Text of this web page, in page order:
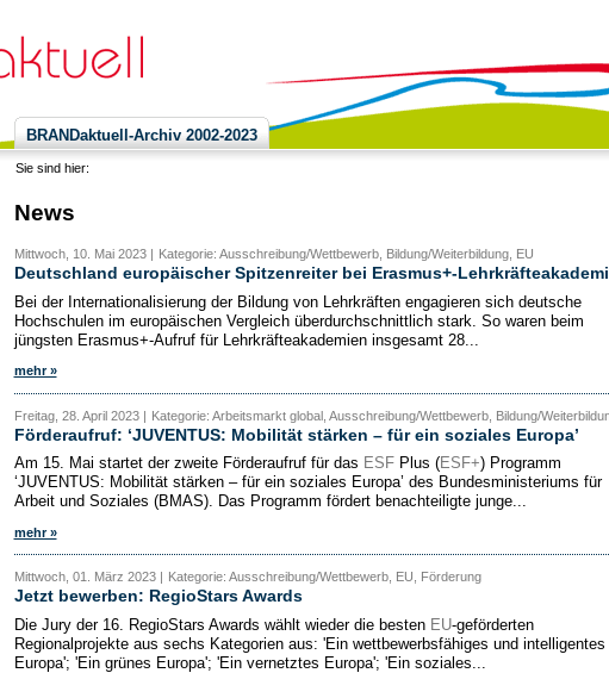
BRANDaktuell-Archiv 2002-2023
Sie sind hier:
News
Mittwoch, 10. Mai 2023 | Kategorie: Ausschreibung/Wettbewerb, Bildung/Weiterbildung, EU
Deutschland europäischer Spitzenreiter bei Erasmus+-
Bei der Internationalisierung der Bildung von Lehrkräften engagieren sich deutsche
Hochschulen im europäischen Vergleich überdurchschnittlich stark. So waren beim
jüngsten Erasmus+-Aufruf für Lehrkräfteakademien insgesamt 28...
mehr »
Freitag, 28. April 2023 | Kategorie: Arbeitsmarkt global, Ausschreibung/Wettbewerb, Bildung/
Förderaufruf: ‘JUVENTUS: Mobilität stärken – für ein soziales Europa’
Am 15. Mai startet der zweite Förderaufruf für das ESFPlus (ESF+) Programm
‘JUVENTUS: Mobilität stärken – für ein soziales Europa’ des Bundesministeriums für
Arbeit und Soziales (BMAS). Das Programm fördert benachteiligte junge...
mehr »
Mittwoch, 01. März 2023 | Kategorie: Ausschreibung/Wettbewerb, EU, Förderung
Jetzt bewerben: RegioStars Awards
Die Jury der 16. RegioStars Awards wählt wieder die besten EU-geförderten
Regionalprojekte aus sechs Kategorien aus: 'Ein wettbewerbsfähiges und intelligentes
Europa'; 'Ein grünes Europa'; 'Ein vernetztes Europa'; 'Ein soziales...